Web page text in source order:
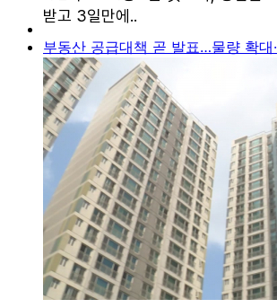
부동산 공급대책 곧 발표…물량 확대